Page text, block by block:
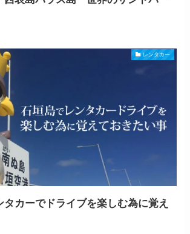
レンタカー
タカーでドライブを楽しむ為に覚え